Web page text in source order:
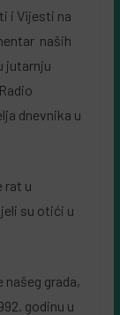
i Vijesti na
naših
jutarnju
dnevnika u
rat u
su otići u
grada,
godinu u